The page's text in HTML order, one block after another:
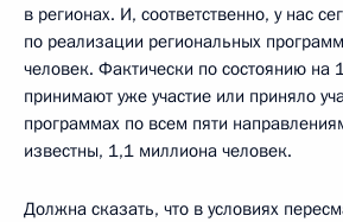
в регионах. И, соответственно, у нас
по реализации региональных
человек. Фактически по состоянию на
принимают уже участие или приняло
программах по всем пяти
известны, 1,1 миллиона человек.
Должна сказать, что в условиях